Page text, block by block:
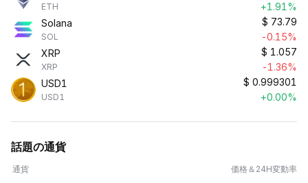
ETH
+1.91%
Solana
SOL
$ 73.79
-0.15%
XRP
XRP
$ 1.057
-1.36%
USD1
USD1
$ 0.999301
+0.00%
話題の通貨
通貨 価格＆24H変動率